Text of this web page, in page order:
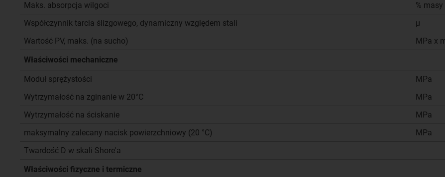
Maks. absorpcja wilgoci
% masy
Współczynnik tarcia ślizgowego, dynamiczny względem stali
µ
Wartość PV, maks. (na sucho)
MPa x
Właściwości mechaniczne
Moduł sprężystości MPa
Wytrzymałość na zginanie w 20°C
MPa
Wytrzymałość na ściskanie
MPa
maksymalny zalecany nacisk powierzchniowy (20 °C)
MPa
Twardość D w skali Shore'a
Właściwości fizyczne i termiczne